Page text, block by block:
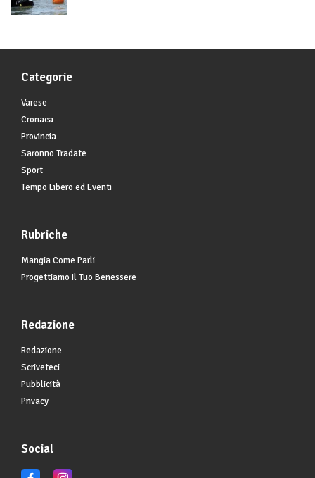
Categorie
Varese
Cronaca
Provincia
Saronno Tradate
Sport
Tempo Libero ed Eventi
Rubriche
Mangia Come Parli
Progettiamo Il Tuo Benessere
Redazione
Redazione
Scriveteci
Pubblicità
Privacy
Social